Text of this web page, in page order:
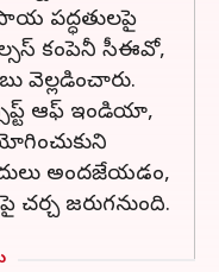
పద్ధతులపై
కంపెనీ సీఈవో,
వెల్లడించారు.
ఆఫ్ ఇండియా,
అందజేయడం,
జరుగనుంది.